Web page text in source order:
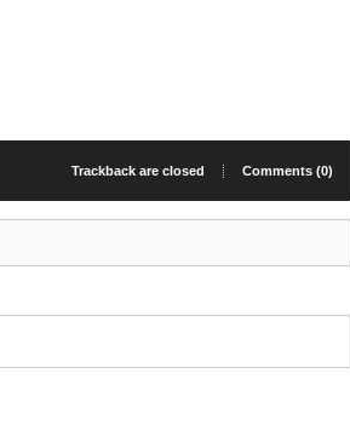
Trackback are closed Comments (0)